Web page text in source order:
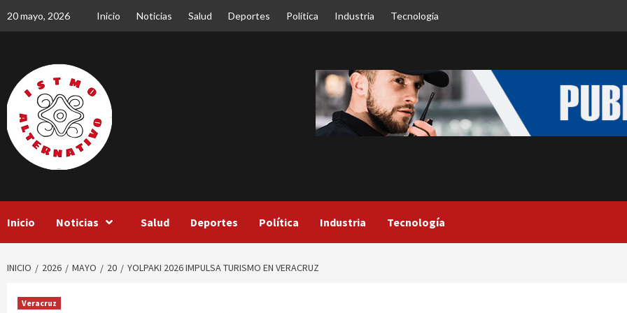
20 mayo, 2026 Inicio Noticias Salud Deportes Política Industria Tecnología
Inicio Noticias Salud Deportes Política Industria Tecnología
INICIO 2026 MAYO 20 YOLPAKI 2026 IMPULSA TURISMO EN VERACRUZ
Veracruz